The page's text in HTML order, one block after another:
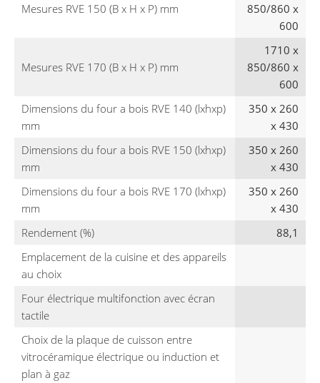
Mesures RVE 150 (B x H x P) mm
850/860 x
600
Mesures RVE 170 (B x H x P) mm
1710 x
850/860 x
600
Dimensions du four a bois RVE 140 (lxhxp)
mm
350 x 260
x 430
Dimensions du four a bois RVE 150 (lxhxp)
mm
350 x 260
x 430
Dimensions du four a bois RVE 170 (lxhxp)
mm
350 x 260
x 430
Rendement (%)
88,1
Emplacement de la cuisine et des appareils
au choix
Four électrique multifonction avec écran
tactile
Choix de la plaque de cuisson entre
vitrocéramique électrique ou induction et
plan à gaz